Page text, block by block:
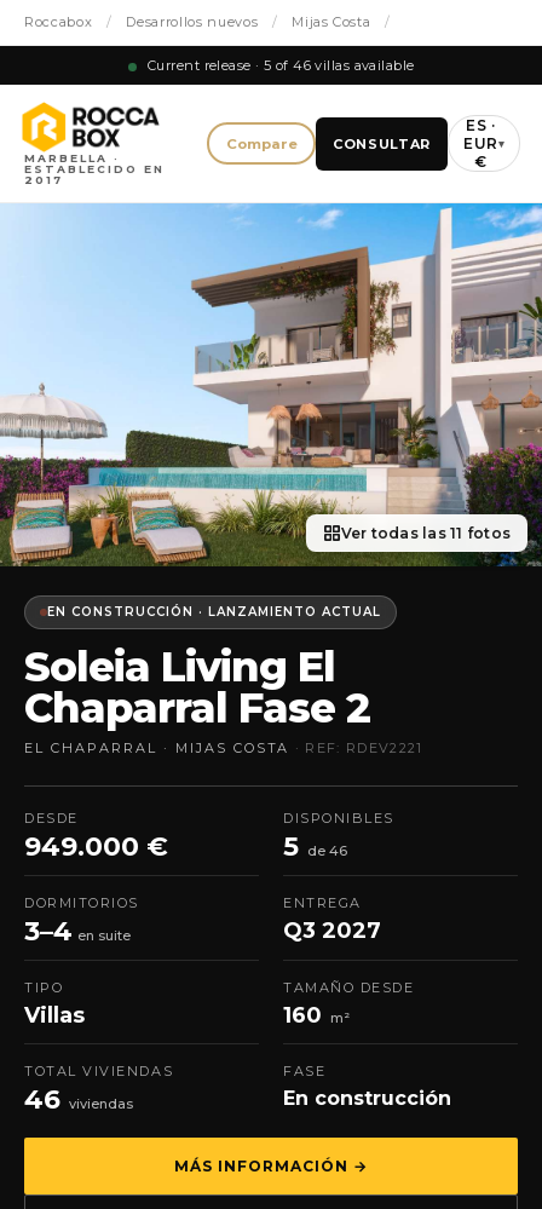
Roccabox / Desarrollos nuevos / Mijas Costa /
Current release · 5 of 46 villas available
MARBELLA ·
ESTABLECIDO EN
2017
Compare CONSULTAR
ES ·
EUR
€
▾
Ver todas las 11 fotos
EN CONSTRUCCIÓN · LANZAMIENTO ACTUAL
Soleia Living El
Chaparral Fase 2
EL CHAPARRAL · MIJAS COSTA · REF: RDEV2221
DESDE
949.000 €
DISPONIBLES
5 de 46
DORMITORIOS
3–4 en suite
ENTREGA
Q3 2027
TIPO
Villas
TAMAÑO DESDE
160 m²
TOTAL VIVIENDAS
46 viviendas
FASE
En construcción
MÁS INFORMACIÓN →